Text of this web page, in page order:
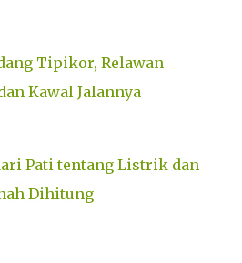
Tipikor, Relawan
Kawal Jalannya
Pati tentang Listrik dan
Dihitung